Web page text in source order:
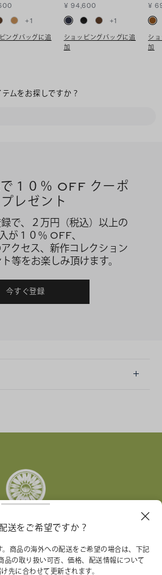
+1
ングバッグに追
¥ 94,600
+1
ショッピングバッグに追
加
¥
シ
加
ムをお探しですか？
１０％ OFF クーポ
レゼント
で、２万円（税込）以上の
が１０％ OFF、
クセス、新作コレクション
等をお楽しみ頂けます。
今すぐ登録
女性起業家が持続可能な企業を築
支援しています。
送をご希望ですか？
商品の海外への配送をご希望の場合は、下記
品の取り扱い可否、価格、配送情報について
先に合わせて更新されます。